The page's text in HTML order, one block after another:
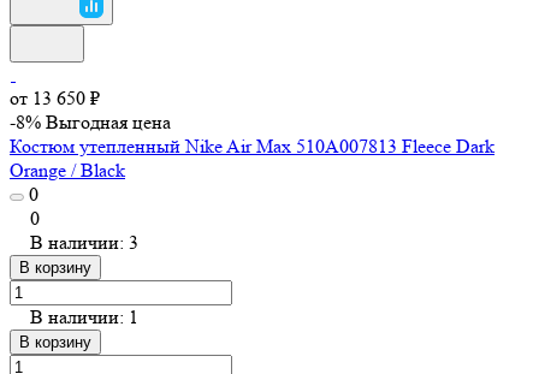
от 13 650 ₽
-8% Выгодная цена
Костюм утепленный Nike Air Max 510A007813 Fleece Dark
Orange / Black
0
0
В наличии: 3
В корзину
В наличии: 1
В корзину